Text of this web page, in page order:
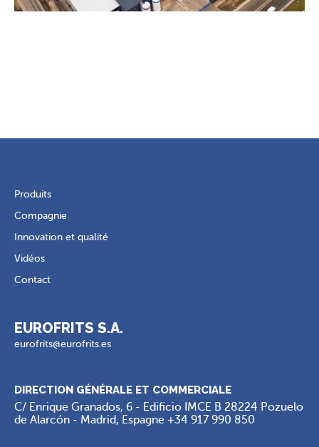
Produits
Compagnie
Innovation et qualité
Vidéos
Contact
EUROFRITS S.A.
eurofrits@eurofrits.es
DIRECTION GÉNÉRALE ET COMMERCIALE
C/ Enrique Granados, 6 - Edificio IMCE B 28224 Pozuelo
de Alarcón - Madrid, Espagne +34 917 990 850